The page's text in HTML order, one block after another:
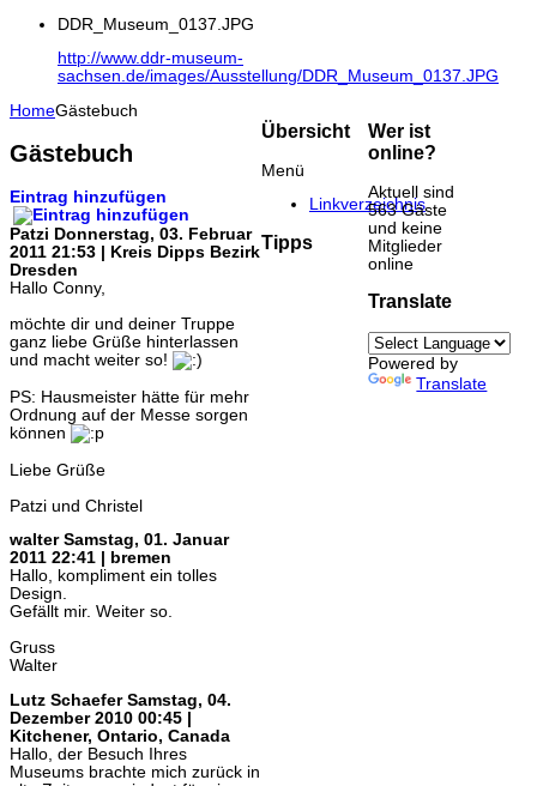
DDR_Museum_0137.JPG
http://www.ddr-museum-
sachsen.de/images/Ausstellung/DDR_Museum_0137.JPG
HomeGästebuch
Gästebuch
Eintrag hinzufügen
Patzi Donnerstag, 03. Februar
2011 21:53 | Kreis Dipps Bezirk
Dresden
Hallo Conny,
möchte dir und deiner Truppe
ganz liebe Grüße hinterlassen
und macht weiter so!
PS: Hausmeister hätte für mehr
Ordnung auf der Messe sorgen
können
Liebe Grüße
Patzi und Christel
walter Samstag, 01. Januar
2011 22:41 | bremen
Hallo, kompliment ein tolles
Design.
Gefällt mir. Weiter so.
Gruss
Walter
Lutz Schaefer Samstag, 04.
Dezember 2010 00:45 |
Kitchener, Ontario, Canada
Hallo, der Besuch Ihres
Museums brachte mich zurück in
Übersicht
Menü
Linkverzeichnis
Tipps
Wer ist
online?
Aktuell sind
563 Gäste
und keine
Mitglieder
online
Translate
Powered by
Translate